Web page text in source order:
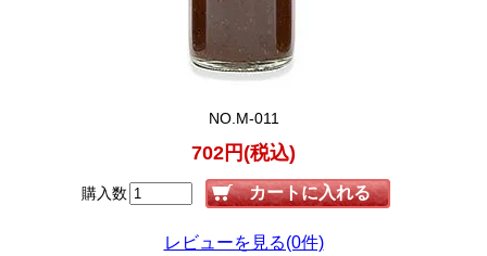
NO.M-011
702円(税込)
購入数
レビューを見る(0件)